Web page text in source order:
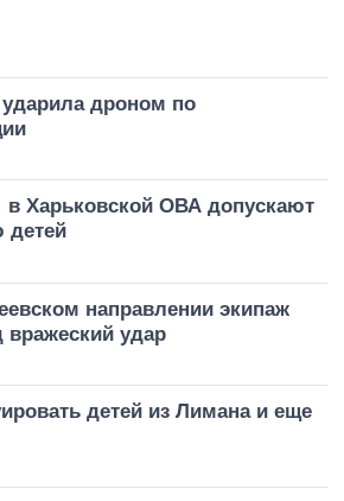
дроном по
Харьковской ОВА допускают
детей
направлении экипаж
удар
детей из Лимана и еще